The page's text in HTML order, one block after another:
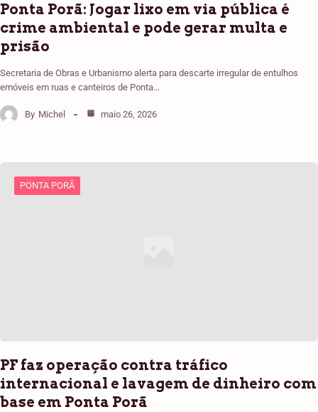
Ponta Porã: Jogar lixo em via pública é
crime ambiental e pode gerar multa e
prisão
Secretaria de Obras e Urbanismo alerta para descarte irregular de entulhos
emóveis em ruas e canteiros de Ponta…
By Michel maio 26, 2026
PONTA PORÃ
PF faz operação contra tráfico
internacional e lavagem de dinheiro com
base em Ponta Porã